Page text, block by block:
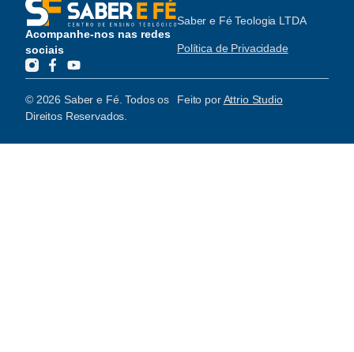
Acompanhe-nos nas redes
sociais
Saber e Fé Teologia LTDA
Política de Privacidade
© 2026 Saber e Fé. Todos os
Direitos Reservados.
Feito porAttrio Studio